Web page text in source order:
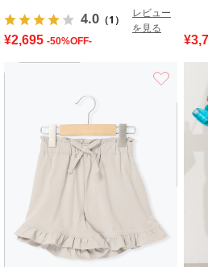
4.0 （1）
レビュー
を見る
¥2,695 -50%OFF-
お気